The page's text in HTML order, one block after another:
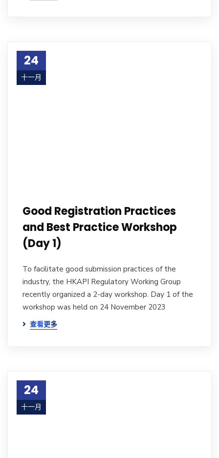
24
十一月
Good Registration Practices
and Best Practice Workshop
(Day 1)
To facilitate good submission practices of the
industry, the HKAPI Regulatory Working Group
recently organized a 2-day workshop. Day 1 of the
workshop was held on 24 November 2023
查看更多
24
十一月